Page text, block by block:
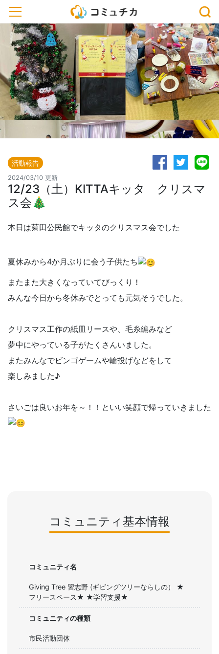
toggle navigation
活動報告
2024/03/10 更新
12/23（土）KITTAキッタ クリスマ
ス会🎄
本日は菊田公民館でキッタのクリスマス会でした
夏休みから4か月ぶりに会う子供たち
またまた大きくなっていてびっくり！
みんな今日から冬休みでとっても元気そうでした。
クリスマス工作の紙皿リースや、毛糸編みなど
夢中にやっている子がたくさんいました。
またみんなでビンゴゲームや輪投げなどをして
楽しみました♪
さいごは良いお年を～！！といい笑顔で帰っていきました
コミュニティ基本情報
コミュニティ名
Giving Tree 習志野 (ギビングツリーならしの） ★
フリースペース★ ★学習支援★
コミュニティの種類
市民活動団体